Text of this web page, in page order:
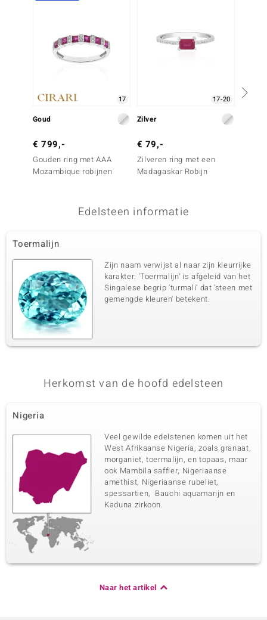
17
Goud
€ 799,-
Gouden ring met AAA
Mozambique robijnen
17-20
Zilver
€ 79,-
Zilveren ring met een
Madagaskar Robijn
Edelsteen informatie
Toermalijn
Zijn naam verwijst al naar zijn kleurrijke
karakter: 'Toermalijn' is afgeleid van het
Singalese begrip 'turmali' dat 'steen met
gemengde kleuren' betekent.
Herkomst van de hoofd edelsteen
Nigeria
Veel gewilde edelstenen komen uit het
West Afrikaanse Nigeria, zoals granaat,
morganiet, toermalijn, en topaas, maar
ook Mambila saffier, Nigeriaanse
amethist, Nigeriaanse rubeliet,
spessartien, Bauchi aquamarijn en
Kaduna zirkoon.
Naar het artikel